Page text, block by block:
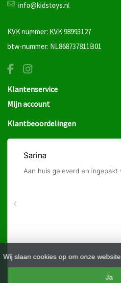
Wij slaan cookies op om onze
Ja
info@kidstoys.nl
KVK nummer: KVK 98993127
btw-nummer: NL868737811B01
Klantenservice
Mijn account
Klantbeoordelingen